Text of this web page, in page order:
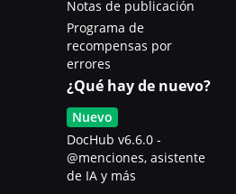
Notas de publicación
Programa de
recompensas por
errores
¿Qué hay de nuevo?
Nuevo
DocHub v6.6.0 -
@menciones, asistente
de IA y más